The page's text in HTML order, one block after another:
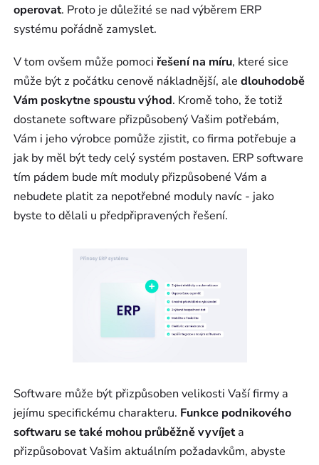
operovat. Proto je důležité se nad výběrem ERP
systému pořádně zamyslet.
V tom ovšem může pomoci řešení na míru, které sice
může být z počátku cenově nákladnější, aledlouhodobě
Vám poskytne spoustu výhod. Kromě toho, že totiž
dostanete software přizpůsobený Vašim potřebám,
Vám i jeho výrobce pomůže zjistit, co firma potřebuje a
jak by měl být tedy celý systém postaven. ERP software
tím pádem bude mít moduly přizpůsobené Vám a
nebudete platit za nepotřebné moduly navíc - jako
byste to dělali u předpřipravených řešení.
Software může být přizpůsoben velikosti Vaší firmy a
jejímu specifickému charakteru. Funkce podnikového
softwaru se také mohou průběžně vyvíjeta
přizpůsobovat Vašim aktuálním požadavkům, abyste